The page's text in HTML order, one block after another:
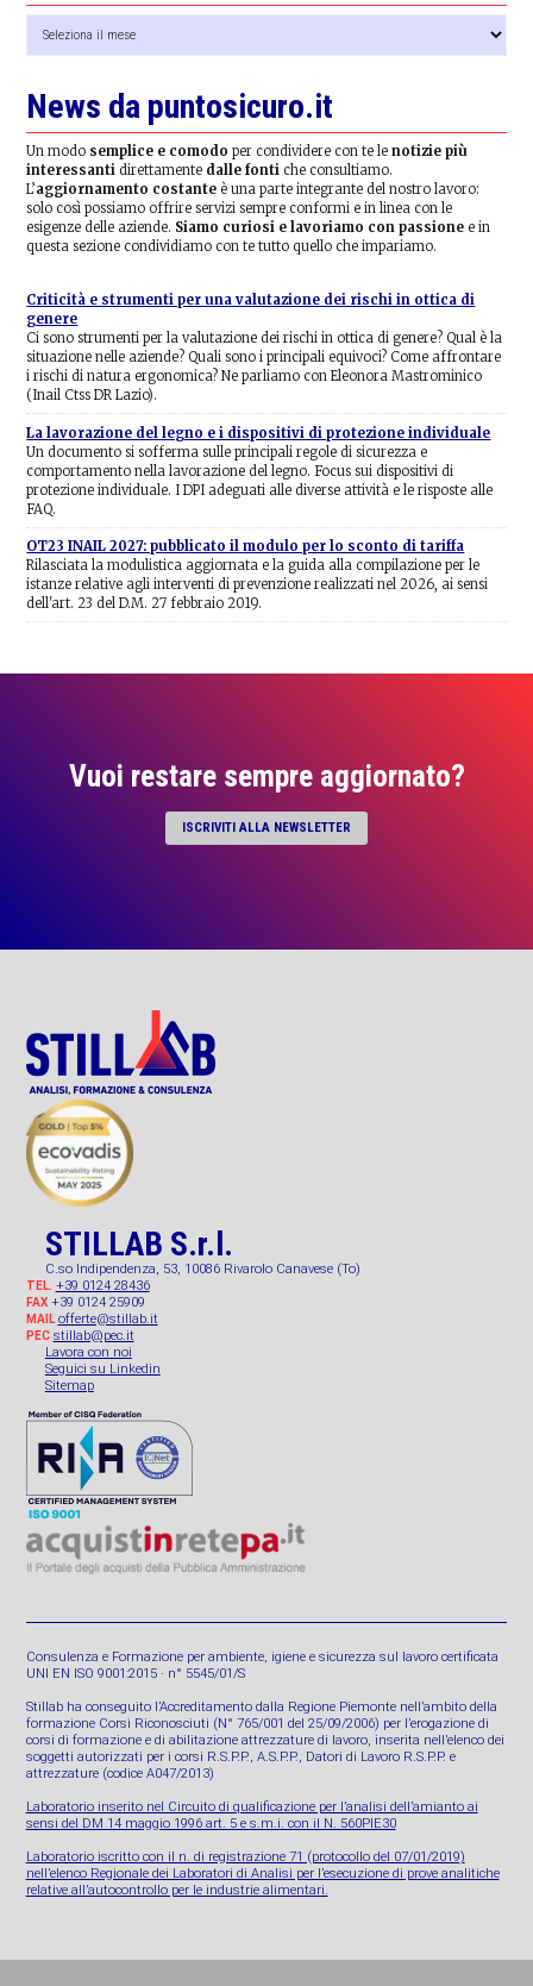
news
News da puntosicuro.it
Un modo semplice e comodo per condividere con te lenotizie più
interessanti direttamente dalle fonti che consultiamo.
L’aggiornamento costante è una parte integrante del nostro lavoro:
solo così possiamo offrire servizi sempre conformi e in linea con le
esigenze delle aziende. Siamo curiosi e lavoriamo con passione e in
questa sezione condividiamo con te tutto quello che impariamo.
Criticità e strumenti per una valutazione dei rischi in ottica di
genere
Ci sono strumenti per la valutazione dei rischi in ottica di genere? Qual è la
situazione nelle aziende? Quali sono i principali equivoci? Come affrontare
i rischi di natura ergonomica? Ne parliamo con Eleonora Mastrominico
(Inail Ctss DR Lazio).
La lavorazione del legno e i dispositivi di protezione individuale
Un documento si sofferma sulle principali regole di sicurezza e
comportamento nella lavorazione del legno. Focus sui dispositivi di
protezione individuale. I DPI adeguati alle diverse attività e le risposte alle
FAQ.
OT23 INAIL 2027: pubblicato il modulo per lo sconto di tariffa
Rilasciata la modulistica aggiornata e la guida alla compilazione per le
istanze relative agli interventi di prevenzione realizzati nel 2026, ai sensi
dell'art. 23 del D.M. 27 febbraio 2019.
Vuoi restare sempre aggiornato?
ISCRIVITI ALLA NEWSLETTER
STILLAB S.r.l.
C.so Indipendenza, 53, 10086 Rivarolo Canavese (To)
TEL. +39 0124 28436
FAX+39 0124 25909
MAIL offerte@stillab.it
PEC stillab@pec.it
Lavora con noi
Seguici su Linkedin
Sitemap
Consulenza e Formazione per ambiente, igiene e sicurezza sul lavoro certificata
UNI EN ISO 9001:2015 · n° 5545/01/S
Stillab ha conseguito l’Accreditamento dalla Regione Piemonte nell’ambito della
formazione Corsi Riconosciuti (N° 765/001 del 25/09/2006) per l’erogazione di
corsi di formazione e di abilitazione attrezzature di lavoro, inserita nell’elenco dei
soggetti autorizzati per i corsi R.S.P.P., A.S.P.P., Datori di Lavoro R.S.P.P. e
attrezzature (codice A047/2013)
Laboratorio inserito nel Circuito di qualificazione per l’analisi dell’amianto ai
sensi del DM 14 maggio 1996 art. 5 e s.m.i. con il N. 560PIE30
Laboratorio iscritto con il n. di registrazione 71 (protocollo del 07/01/2019)
nell’elenco Regionale dei Laboratori di Analisi per l’esecuzione di prove analitiche
relative all’autocontrollo per le industrie alimentari.